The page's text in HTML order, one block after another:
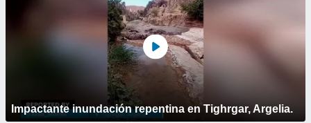
Impactante inundación repentina en Tighrgar, Argelia.